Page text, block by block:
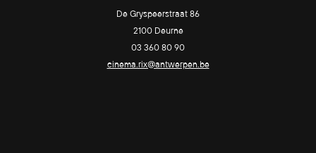
De Gryspeerstraat 86
2100 Deurne
03 360 80 90
cinema.rix@antwerpen.be